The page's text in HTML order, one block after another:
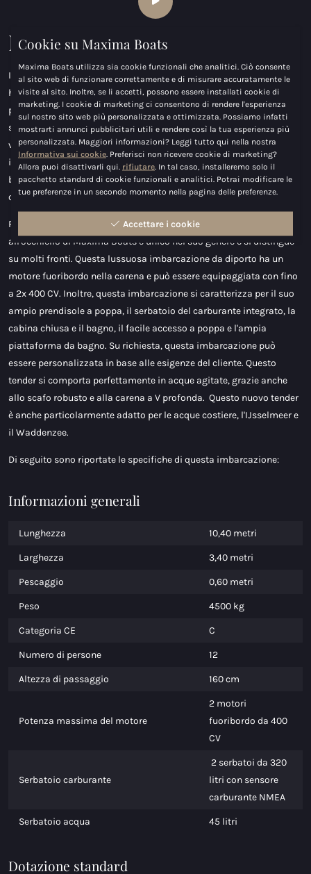
Maxima 35
Il Maxima 35 si distingue per le sue forme moderne. Questa barca
ha molto spazio di stivaggio e un pratico passaggio alla
piattaforma di galleggiamento. Con il Maxima 35 c'è abbastanza
spazio sul ponte soleggiato per tutti. Non c'è garanzia migliore per
viaggiare in sicurezza in tutte le condizioni. Quindi, non esitare e
invita i tuoi amici a una crociera sotto il sole o a un barbecue a
bordo. Puoi anche fare gite di più giorni, perché la cabina può
ospitare 2 persone per dormire.
Per il 2024, questo è il tender più recente. Questo nuovo fiore
all'occhiello di Maxima Boats è unico nel suo genere e si distingue
su molti fronti. Questa lussuosa imbarcazione da diporto ha un
motore fuoribordo nella carena e può essere equipaggiata con fino
a 2x 400 CV. Inoltre, questa imbarcazione si caratterizza per il suo
ampio prendisole a poppa, il serbatoio del carburante integrato, la
cabina chiusa e il bagno, il facile accesso a poppa e l'ampia
piattaforma da bagno. Su richiesta, questa imbarcazione può
essere personalizzata in base alle esigenze del cliente. Questo
tender si comporta perfettamente in acque agitate, grazie anche
allo scafo robusto e alla carena a V profonda. Questo nuovo tender
è anche particolarmente adatto per le acque costiere, l'IJsselmeer e
il Waddenzee.
Di seguito sono riportate le specifiche di questa imbarcazione:
Informazioni generali
Lunghezza 10,40 metri
Larghezza 3,40 metri
Pescaggio 0,60 metri
Peso 4500 kg
Categoria CE C
Numero di persone 12
Altezza di passaggio 160 cm
Potenza massima del motore
2 motori
fuoribordo da 400
CV
Serbatoio carburante
2 serbatoi da 320
litri con sensore
carburante NMEA
Serbatoio acqua 45 litri
Dotazione standard
Cookie su Maxima Boats
Maxima Boats utilizza sia cookie funzionali che analitici. Ciò consente
al sito web di funzionare correttamente e di misurare accuratamente le
visite al sito. Inoltre, se li accetti, possono essere installati cookie di
marketing. I cookie di marketing ci consentono di rendere l'esperienza
sul nostro sito web più personalizzata e ottimizzata. Possiamo infatti
mostrarti annunci pubblicitari utili e rendere così la tua esperienza più
personalizzata. Maggiori informazioni? Leggi tutto qui nella nostra
Informativa sui cookie . Preferisci non ricevere cookie di marketing?
Allora puoi disattivarli qui. rifiutare . In tal caso, installeremo solo il
pacchetto standard di cookie funzionali e analitici. Potrai modificare le
tue preferenze in un secondo momento nella pagina delle preferenze.
Accettare i cookie